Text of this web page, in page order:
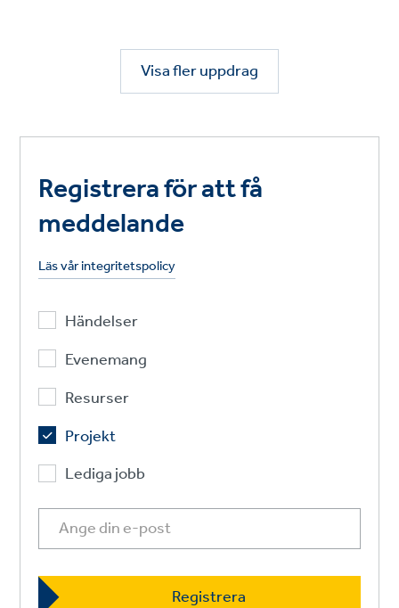
Visa fler uppdrag
Registrera för att få
meddelande
Läs vår integritetspolicy
Händelser
Evenemang
Resurser
Projekt
Lediga jobb